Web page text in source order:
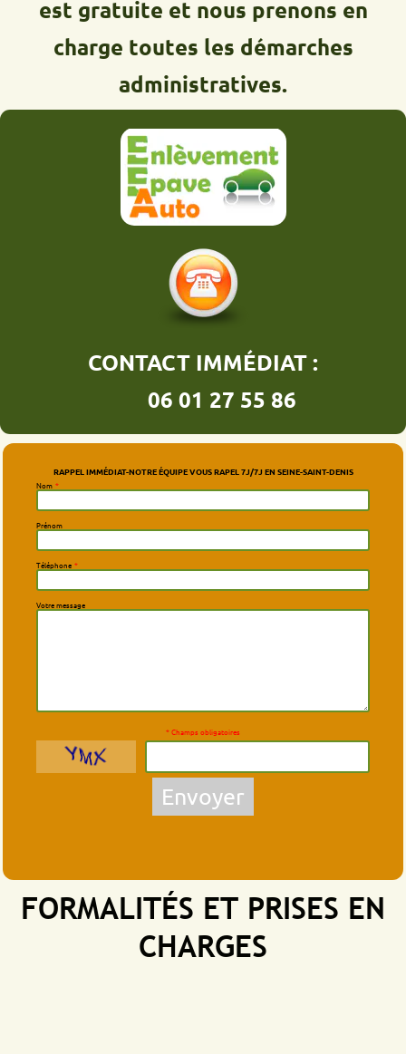
est gratuite et nous prenons en
charge toutes les démarches
administratives.
CONTACT IMMÉDIAT :
06 01 27 55 86
RAPPEL IMMÉDIAT-NOTRE ÉQUIPE VOUS RAPEL 7J/7J EN SEINE-SAINT-DENIS
Nom *
Prénom
Téléphone *
Votre message
* Champs obligatoires
Envoyer
FORMALITÉS ET PRISES EN
CHARGES